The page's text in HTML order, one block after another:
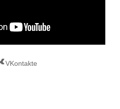
VKontakte